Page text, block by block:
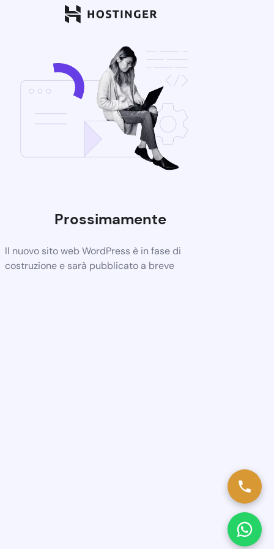
Prossimamente
Il nuovo sito web WordPress è in fase di
costruzione e sarà pubblicato a breve